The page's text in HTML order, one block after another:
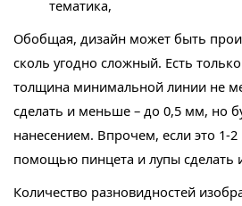
тематика,
Обобщая, дизайн может быть
сколь угодно сложный. Есть
толщина минимальной линии не
сделать и меньше – до 0,5 мм, но
нанесением. Впрочем, если это 1-
помощью пинцета и лупы сделать
Количество разновидностей